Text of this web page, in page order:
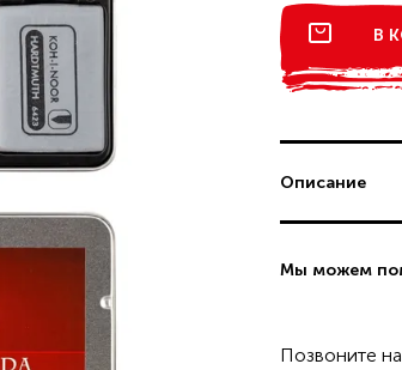
В
Описание
Мы можем
Позвоните